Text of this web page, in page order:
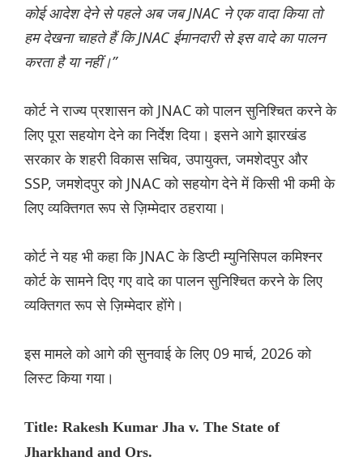
कोई आदेश देने से पहले अब जब JNAC ने एक वादा किया तो
हम देखना चाहते हैं कि JNAC ईमानदारी से इस वादे का पालन
करता है या नहीं।”
कोर्ट ने राज्य प्रशासन को JNAC को पालन सुनिश्चित करने के
लिए पूरा सहयोग देने का निर्देश दिया। इसने आगे झारखंड
सरकार के शहरी विकास सचिव, उपायुक्त, जमशेदपुर और
SSP, जमशेदपुर को JNAC को सहयोग देने में किसी भी कमी के
लिए व्यक्तिगत रूप से ज़िम्मेदार ठहराया।
कोर्ट ने यह भी कहा कि JNAC के डिप्टी म्युनिसिपल कमिश्नर
कोर्ट के सामने दिए गए वादे का पालन सुनिश्चित करने के लिए
व्यक्तिगत रूप से ज़िम्मेदार होंगे।
इस मामले को आगे की सुनवाई के लिए 09 मार्च, 2026 को
लिस्ट किया गया।
Title: Rakesh Kumar Jha v. The State of
Jharkhand and Ors.